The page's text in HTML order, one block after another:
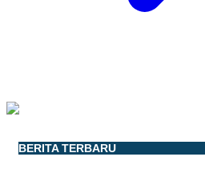
BERITA TERBARU